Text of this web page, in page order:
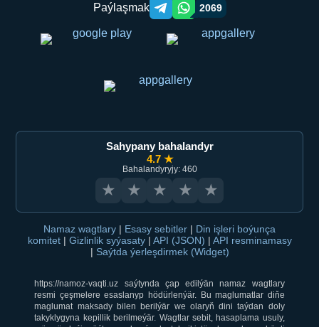
Paýlaşmak Telegram orqali ulashish
WhatsApp orqali ulashish
2069
Sahypany bahalandyr
4.7 ★
Bahalandyryjy: 460
★ ★ ★ ★ ★
Namaz wagtlary | Esasy sebitler | Din işleri boýunça
komitet | Gizlinlik syýasaty | API (JSON) | API resminamasy
| Saýtda ýerleşdirmek (Widget)
https://namoz-vaqti.uz saýtynda çap edilýän namaz wagtlary
resmi çeşmelere esaslanyp hödürlenýär. Bu maglumatlar diňe
maglumat maksady bilen berilýär we olaryň dini taýdan doly
takyklygyna kepillik berilmeýär. Wagtlar sebit, hasaplama usuly,